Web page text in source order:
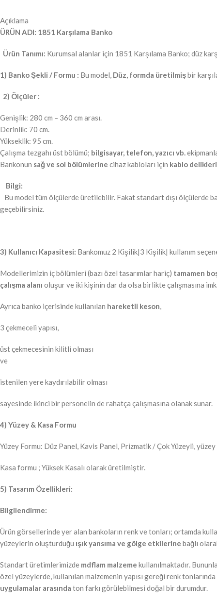
Açıklama
ÜRÜN ADI: 1851 Karşılama Banko
Ürün Tanımı: Kurumsal alanlar için 1851 Karşılama Banko; düz
1) Banko Şekli / Formu : Bu model, Düz, formda üretilmişbir
2) Ölçüler :
Genişlik: 280 cm – 360 cm arası.
Derinlik: 70 cm.
Yükseklik: 95 cm.
Çalışma tezgahı üst bölümü; bilgisayar, telefon, yazıcı vb.
Bankonun sağ ve sol bölümlerine cihaz kabloları için kablo delikleri
Bilgi:
Bu model tüm ölçülerde üretilebilir. Fakat standart dışı ölçülerde
geçebilirsiniz.
3) Kullanıcı Kapasitesi: Bankomuz 2 Kişilik|3 Kişilik| kullanım
Modellerimizin iç bölümleri (bazı özel tasarımlar hariç) tamamen
çalışma alanı oluşur ve iki kişinin dar da olsa birlikte çalışmasına
Ayrıca banko içerisinde kullanılan hareketli keson,
3 çekmeceli yapısı,
üst çekmecesinin kilitli olması
ve
istenilen yere kaydırılabilir olması
sayesinde ikinci bir personelin de rahatça çalışmasına olanak sunar.
4) Yüzey & Kasa Formu
Yüzey Formu: Düz Panel, Kavis Panel, Prizmatik / Çok Yüzeyli,
Kasa formu ; Yüksek Kasalı olarak üretilmiştir.
5) Tasarım Özellikleri:
Bilgilendirme:
Ürün görsellerinde yer alan bankoların renk ve tonları; ortamda
yüzeylerin oluşturduğu ışık yansıma ve gölge etkilerine bağlı
Standart üretimlerimizde mdflam malzeme kullanılmaktadır.
özel yüzeylerde, kullanılan malzemenin yapısı gereği renk
uygulamalar arasında ton farkı görülebilmesi doğal bir durumdur.